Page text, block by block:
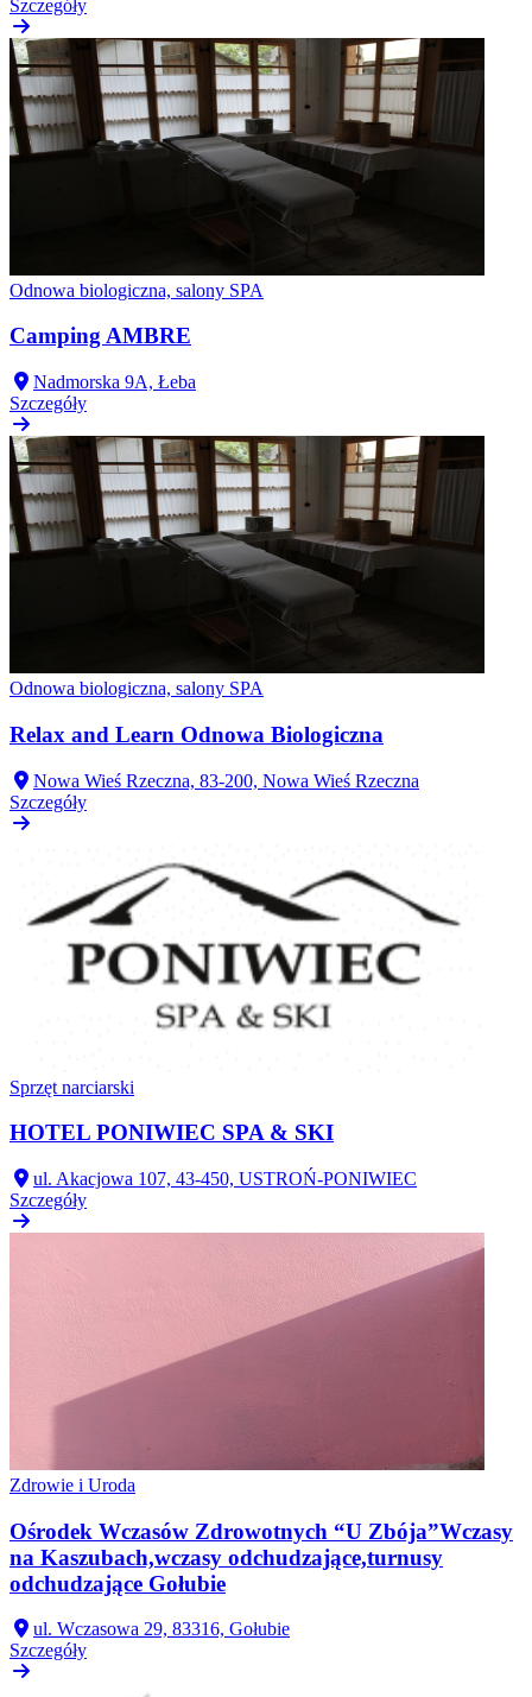
Szczegóły
Odnowa biologiczna, salony SPA
Camping AMBRE
Nadmorska 9A, Łeba
Szczegóły
Odnowa biologiczna, salony SPA
Relax and Learn Odnowa Biologiczna
Nowa Wieś Rzeczna, 83-200, Nowa Wieś Rzeczna
Szczegóły
Sprzęt narciarski
HOTEL PONIWIEC SPA & SKI
ul. Akacjowa 107, 43-450, USTROŃ-PONIWIEC
Szczegóły
Zdrowie i Uroda
Ośrodek Wczasów Zdrowotnych “U Zbója”Wczasy
na Kaszubach,wczasy odchudzające,turnusy
odchudzające Gołubie
ul. Wczasowa 29, 83316, Gołubie
Szczegóły